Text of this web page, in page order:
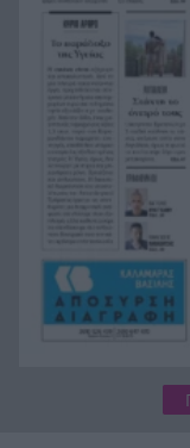
18:55
Άνδρας
παιδιά που
Άντονι
Σιώπησε
Στην
γίνει μητέρα